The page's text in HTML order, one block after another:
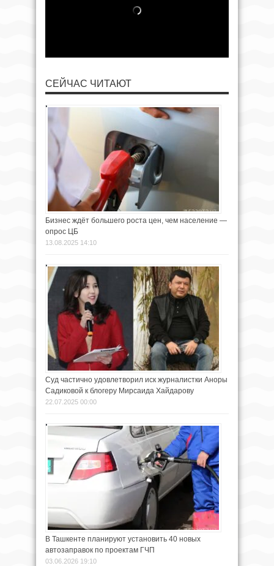
СЕЙЧАС ЧИТАЮТ
Бизнес ждёт большего роста цен, чем население —
опрос ЦБ
13.08.2025 14:10
Суд частично удовлетворил иск журналистки Аноры
Садиковой к блогеру Мирсаида Хайдарову
22.07.2025 00:00
В Ташкенте планируют установить 40 новых
автозаправок по проектам ГЧП
03.06.2026 19:10